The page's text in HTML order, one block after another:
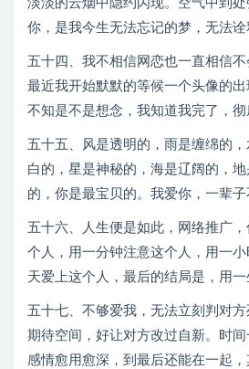
淡淡的云烟中隐约闪现。空气中到处
你，是我今生无法忘记的梦，无法诠
五十四、我不相信网恋也一直相信不
最近我开始默默的等候一个头像的
不知是不是想念，我知道我完了，彻
五十五、风是透明的，雨是缠绵的
白的，星是神秘的，海是辽阔的，
的，你是最宝贝的。我爱你，一辈子
五十六、人生便是如此，网络推广
个人，用一分钟注意这个人，用一
天爱上这个人，最后的结局是，用一
五十七、不够爱我，无法立刻判对
期待空间，好让对方改过自新。时间
感情愈用愈深，到最后还能在一起